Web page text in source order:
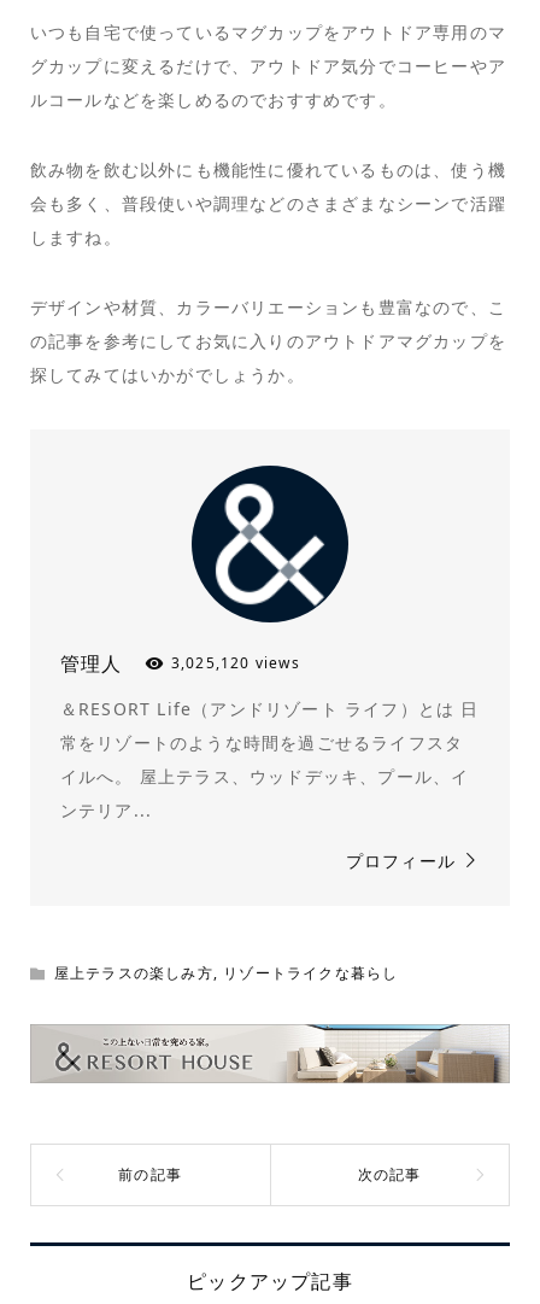
いつも自宅で使っているマグカップをアウトドア専用のマ
グカップに変えるだけで、アウトドア気分でコーヒーやア
ルコールなどを楽しめるのでおすすめです。
飲み物を飲む以外にも機能性に優れているものは、使う機
会も多く、普段使いや調理などのさまざまなシーンで活躍
しますね。
デザインや材質、カラーバリエーションも豊富なので、こ
の記事を参考にしてお気に入りのアウトドアマグカップを
探してみてはいかがでしょうか。
管理人 3,025,120 views
＆RESORT Life（アンドリゾート ライフ）とは 日
常をリゾートのような時間を過ごせるライフスタ
イルへ。 屋上テラス、ウッドデッキ、プール、イ
ンテリア...
プロフィール
屋上テラスの楽しみ方, リゾートライクな暮らし
ピックアップ記事